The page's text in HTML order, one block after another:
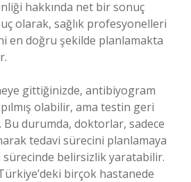
hakkında net bir sonuç
olarak, sağlık profesyonelleri
en doğru şekilde planlamakta
gittiğinizde, antibiyogram
olabilir, ama testin geri
Bu durumda, doktorlar, sadece
tedavi sürecini planlamaya
sürecinde belirsizlik yaratabilir.
birçok hastanede